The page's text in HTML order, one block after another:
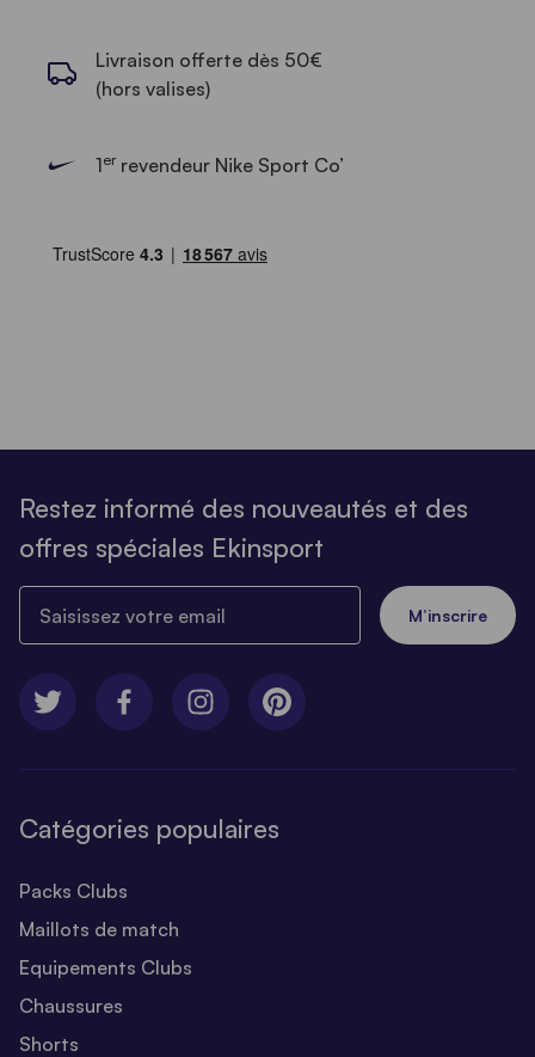
Livraison offerte dès 50€
(hors valises)
1errevendeur Nike Sport Co’
Restez informé des nouveautés et des
offres spéciales Ekinsport
M’inscrire
Catégories populaires
Packs Clubs
Maillots de match
Equipements Clubs
Chaussures
Shorts